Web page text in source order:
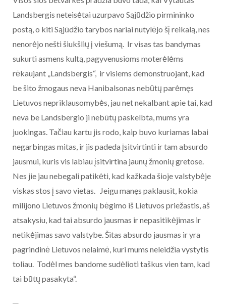
Landsbergis neteisėtai uzurpavo Sąjūdžio pirmininko
postą, o kiti Sąjūdžio tarybos nariai nutylėjo šį reikalą, nes
nenorėjo nešti šiukšlių į viešumą. Ir visas tas bandymas
sukurti asmens kultą, pagyvenusioms moterėlėms
rėkaujant „Landsbergis“, ir visiems demonstruojant, kad
be šito žmogaus neva Hanibalsonas nebūtų parėmęs
Lietuvos nepriklausomybės, jau net nekalbant apie tai, kad
neva be Landsbergio ji nebūtų paskelbta, mums yra
juokingas. Tačiau kartu jis rodo, kaip buvo kuriamas labai
negarbingas mitas, ir jis padeda įsitvirtinti ir tam absurdo
jausmui, kuris vis labiau įsitvirtina jaunų žmonių gretose.
Nes jie jau nebegali patikėti, kad kažkada šioje valstybėje
viskas stos į savo vietas. Jeigu manęs paklausit, kokia
milijono Lietuvos žmonių bėgimo iš Lietuvos priežastis, aš
atsakysiu, kad tai absurdo jausmas ir nepasitikėjimas ir
netikėjimas savo valstybe. Šitas absurdo jausmas ir yra
pagrindinė Lietuvos nelaimė, kuri mums neleidžia vystytis
toliau. Todėl mes bandome sudėlioti taškus vien tam, kad
tai būtų pasakyta“.